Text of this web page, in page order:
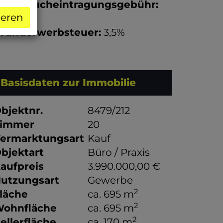
3,5%
Basisdaten zur Immobilie
8479/212
20
Kauf
Büro / Praxis
3.990.000,00 €
Gewerbe
ca. 695 m2
ca. 695 m2
2